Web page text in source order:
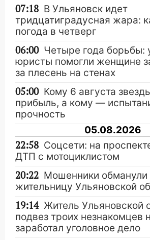
07:18 В Ульяновск идет
тридцатиградусная жара:
погода в четверг
06:00 Четыре года борьбы:
юристы помогли женщине
за плесень на стенах
05:00 Кому 6 августа
прибыль, а кому —
прочность
05.08.2026
22:58 Соцсети: на
ДТП с мотоциклистом
20:22 Мошенники
жительницу Ульяновской
19:14 Житель Ульяновской
подвез троих незнакомцев
заработал уголовное дело